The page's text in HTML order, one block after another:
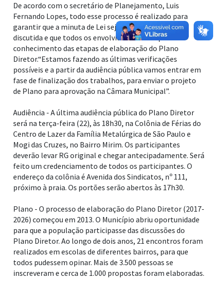
De acordo com o secretário de Planejamento, Luis
Fernando Lopes, todo esse processo é realizado para
garantir que a minuta de Lei seja detalhadamente
discutida e que todos os envolvidos tenham pleno
conhecimento das etapas de elaboração do Plano
Diretor.“Estamos fazendo as últimas verificações
possíveis e a partir da audiência pública vamos entrar em
fase de finalização dos trabalhos, para enviar o projeto
de Plano para aprovação na Câmara Municipal”.
Audiência - A última audiência pública do Plano Diretor
será na terça-feira (22), às 18h30, na Colônia de Férias do
Centro de Lazer da Família Metalúrgica de São Paulo e
Mogi das Cruzes, no Bairro Mirim. Os participantes
deverão levar RG original e chegar antecipadamente. Será
feito um credenciamento de todos os participantes. O
endereço da colônia é Avenida dos Sindicatos, nº 111,
próximo à praia. Os portões serão abertos às 17h30.
Plano - O processo de elaboração do Plano Diretor (2017-
2026) começou em 2013. O Município abriu oportunidade
para que a população participasse das discussões do
Plano Diretor. Ao longo de dois anos, 21 encontros foram
realizados em escolas de diferentes bairros, para que
todos pudessem opinar. Mais de 3.500 pessoas se
inscreveram e cerca de 1.000 propostas foram elaboradas.